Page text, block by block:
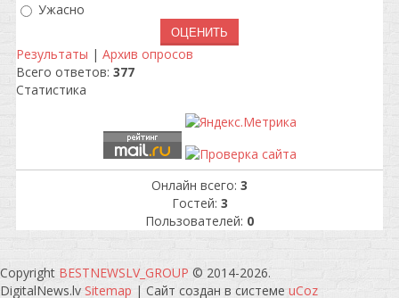
Ужасно
Результаты | Архив опросов
Всего ответов: 377
Статистика
Онлайн всего: 3
Гостей: 3
Пользователей: 0
Copyright BESTNEWSLV_GROUP © 2014-2026.
DigitalNews.lv Sitemap | Сайт создан в системе uCoz